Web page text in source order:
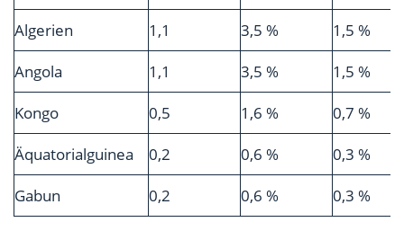
Algerien
1,1 3,5 %
1,5 %
Angola
1,1 3,5 %
1,5 %
Kongo
0,5 1,6 %
0,7 %
Äquatorialguinea
0,2 0,6 %
0,3 %
Gabun
0,2 0,6 % 0,3 %